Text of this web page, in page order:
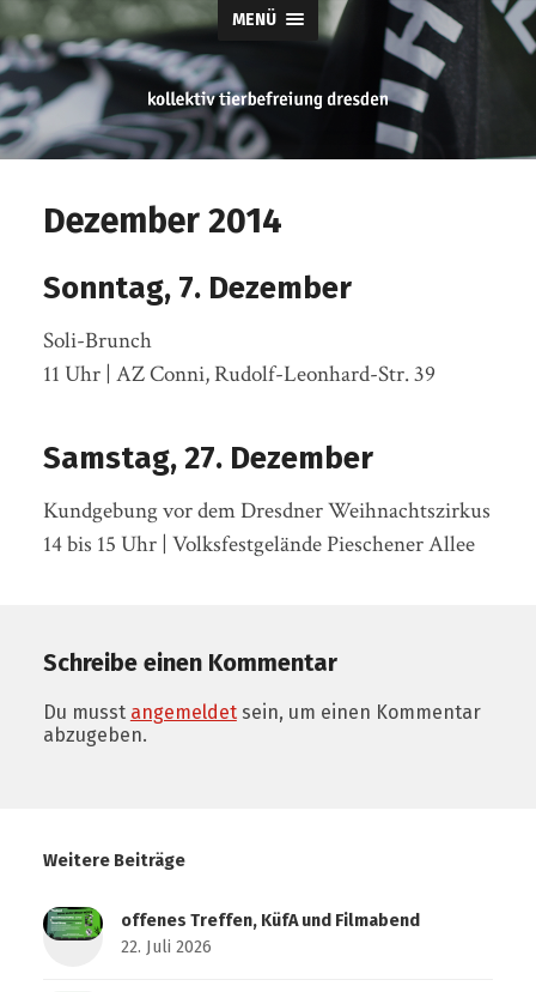
MENÜ
tierbefreiung
dresden
Dezember 2014
Sonntag, 7. Dezember
Soli-Brunch
11 Uhr | AZ Conni, Rudolf-Leonhard-Str. 39
Samstag, 27. Dezember
Kundgebung vor dem Dresdner Weihnachtszirkus
14 bis 15 Uhr | Volksfestgelände Pieschener Allee
Schreibe einen Kommentar
Du musst angemeldetsein, um einen Kommentar
abzugeben.
Weitere Beiträge
offenes Treffen, KüfA und Filmabend
22. Juli 2026